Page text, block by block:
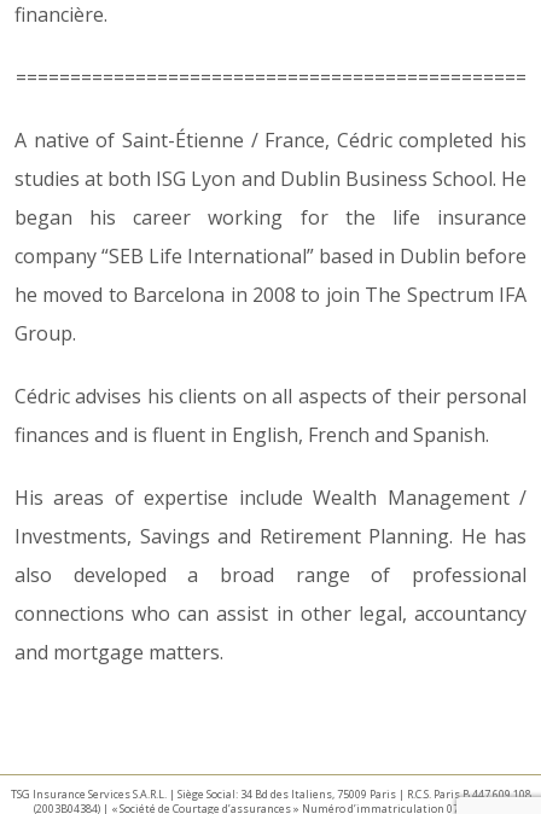
financière.
===============================================
A native of Saint-Étienne / France, Cédric completed his
studies at both ISG Lyon and Dublin Business School. He
began his career working for the life insurance
company “SEB Life International” based in Dublin before
he moved to Barcelona in 2008 to join The Spectrum IFA
Group.
Cédric advises his clients on all aspects of their personal
finances and is fluent in English, French and Spanish.
His areas of expertise include Wealth Management /
Investments, Savings and Retirement Planning. He has
also developed a broad range of professional
connections who can assist in other legal, accountancy
and mortgage matters.
TSG Insurance Services S.A.R.L. | Siège Social: 34 Bd des Italiens, 75009 Paris | R.C.S. Paris B 447 609 108
(2003B04384) | « Société de Courtage d’assurances » Numéro d’immatriculation 07 025 332 –